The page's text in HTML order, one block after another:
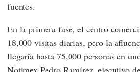
fuentes.
En la primera fase, el centro
18,000 visitas diarias, pero la
llegaría hasta 75,000 personas en
Notimex Pedro Ramírez, ejecutivo